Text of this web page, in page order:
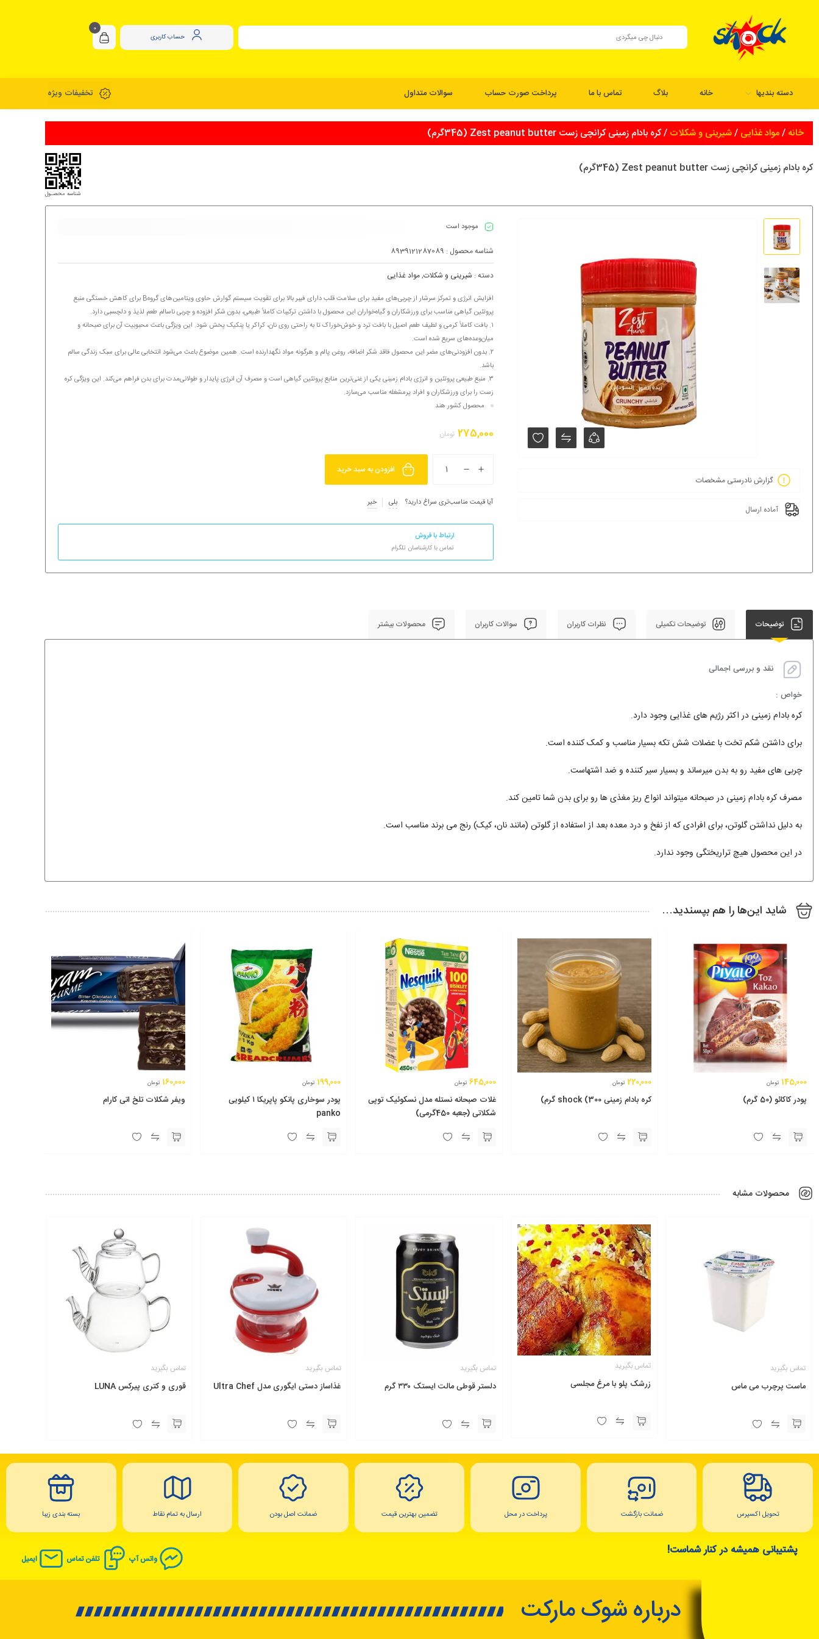
حساب کاربری
0
دسته بندیها خانه بلاگ تماس با ما پرداخت صورت حساب سوالات متداول تخفیفات ویژه
خانه /مواد غذایی /شیرینی و شکلات / کره بادام زمینی کرانچی زست Zest peanut butter (345گرم)
کره بادام زمینی کرانچی زست Zest peanut butter (345گرم)
شناسه محصـول
گزارش نادرستی مشخصات
آماده ارسال
موجود است
شناسه محصول : 8939121287089
دسته : شیرینی و شکلات,مواد غذایی
افزایش انرژی و تمرکز سرشار از چربی‌های مفید برای سلامت قلب دارای فیبر بالا برای تقویت سیستم گوارش حاوی ویتامین‌های گروهB برای کاهش خستگی منبع
پروتئین گیاهی مناسب برای ورزشکاران و گیاه‌خواران این محصول با داشتن ترکیبات کاملاً طبیعی، بدون شکر افزوده و چربی ناسالم طعم لذیذ و دلچسبی دارد.
۱. بافت کاملاً کرمی و لطیف طعم اصیل با بافت ترد و خوش‌خوراک تا به راحتی روی نان، کراکر یا پنکیک پخش شود. این ویژگی باعث محبوبیت آن برای صبحانه و
میان‌وعده‌های سریع شده است.
۲. بدون افزودنی‌های مضر این محصول فاقد شکر اضافه، روغن پالم و هرگونه مواد نگهدارنده است. همین موضوع باعث می‌شود انتخابی عالی برای سبک زندگی سالم
باشد.
۳. منبع طبیعی پروتئین و انرژی بادام زمینی یکی از غنی‌ترین منابع پروتئین گیاهی است و مصرف آن انرژی پایدار و طولانی‌مدت برای بدن فراهم می‌کند. این ویژگی کره
زست را برای ورزشکاران و افراد پرمشغله مناسب می‌سازد.
محصول کشور هند
275,000 تومان
افزودن به سبد خرید
آیا قیمت مناسب‌تری سراغ دارید؟ بلی خیر
ارتباط با فروش
تماس با کارشناسان تلگرام
توضیحات توضیحات تکمیلی نظرات کاربران سوالات کاربران محصولات بیشتر
نقد و بررسی اجمالی
خواص :
کره بادام زمینی در اکثر رژیم های غذایی وجود دارد.
برای داشتن شکم تخت با عضلات شش تکه بسیار مناسب و کمک کننده است.
چربی های مفید رو به بدن میرساند و بسیار سیر کننده و ضد اشتهاست.
مصرف کره بادام زمینی در صبحانه میتواند انواع ریز مغذی ها رو برای بدن شما تامین کند.
به دلیل نداشتن گلوتن، برای افرادی که از نفخ و درد معده بعد از استفاده از گلوتن (مانند نان، کیک) رنج می برند مناسب است.
در این محصول هیچ تراریختگی وجود ندارد.
شاید این‌ها را هم بپسندید…
145,000 تومان
پودر کاکائو (50 گرم)
220,000 تومان
کره بادام زمینی shock (300 گرم)
645,000 تومان
غلات صبحانه نستله مدل نسکوئیک توپی
شکلاتی (جعبه 450گرمی)
199,000 تومان
پودر سوخاری پانکو پاپریکا ۱ کیلویی
panko
160,000 تومان
ویفر شکلات تلخ اتی کارام
محصولات مشابه
تماس بگیرید
ماست پرچرب می ماس
تماس بگیرید
زرشک پلو با مرغ مجلسی
تماس بگیرید
دلستر قوطی مالت ایستک ۳۳۰ گرم
تماس بگیرید
غذاساز دستی ایگوری مدل Ultra Chef
تماس بگیرید
قوری و کتری پیرکس LUNA
تحویل اکسپرس ضمانت بازگشت پرداخت در محل تضمین بهترین قیمت ضمانت اصل بودن ارسال به تمام نقاط بسته بندی زیبا
پشتیبانی همیشه در کنار شماست!
واتس آپ تلفن تماس ایمیل
درباره شوک مارکت